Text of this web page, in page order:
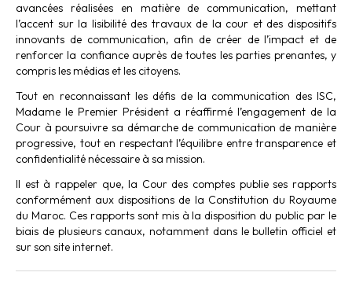
avancées réalisées en matière de communication, mettant
l’accent sur la lisibilité des travaux de la cour et des dispositifs
innovants de communication, afin de créer de l’impact et de
renforcer la confiance auprès de toutes les parties prenantes, y
compris les médias et les citoyens.
Tout en reconnaissant les défis de la communication des ISC,
Madame le Premier Président a réaffirmé l’engagement de la
Cour à poursuivre sa démarche de communication de manière
progressive, tout en respectant l’équilibre entre transparence et
confidentialité nécessaire à sa mission.
Il est à rappeler que, la Cour des comptes publie ses rapports
conformément aux dispositions de la Constitution du Royaume
du Maroc. Ces rapports sont mis à la disposition du public par le
biais de plusieurs canaux, notamment dans le bulletin officiel et
sur son site internet.